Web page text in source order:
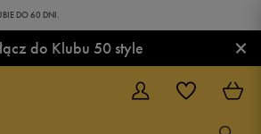
DO 60 DNI.
do Klubu 50 style ×